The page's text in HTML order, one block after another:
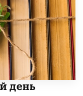
день